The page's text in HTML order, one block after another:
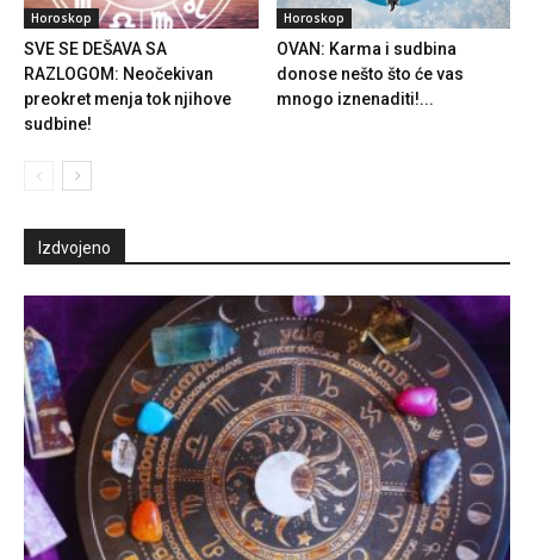
Horoskop
SVE SE DEŠAVA SA
RAZLOGOM: Neočekivan
preokret menja tok njihove
sudbine!
Horoskop
OVAN: Karma i sudbina
donose nešto što će vas
mnogo iznenaditi!...
Izdvojeno